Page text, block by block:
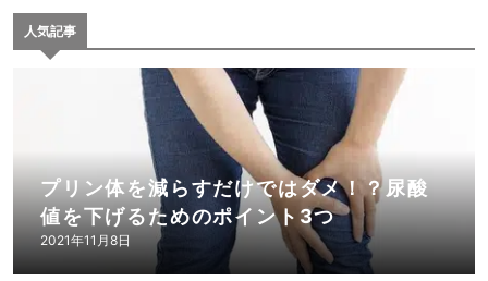
人気記事
プリン体を減らすだけではダメ！？尿酸
値を下げるためのポイント3つ
2021年11月8日